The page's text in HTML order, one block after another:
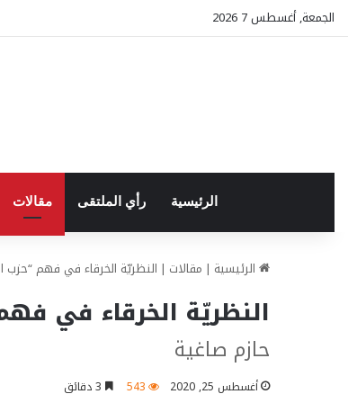
الجمعة, أغسطس 7 2026
الرئيسية رأي الملتقى مقالات
الرئيسية | مقالات | النظريّة الخرقاء في فهم “حزب
النظريّة الخرقاء في
حازم صاغية
أغسطس 25, 2020 543